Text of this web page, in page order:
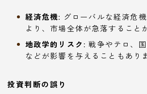
経済危機: グローバルな経済危
より、市場全体が急落すること
地政学的リスク : 戦争やテロ、
などが影響を与えることもあり
投資判断の誤り